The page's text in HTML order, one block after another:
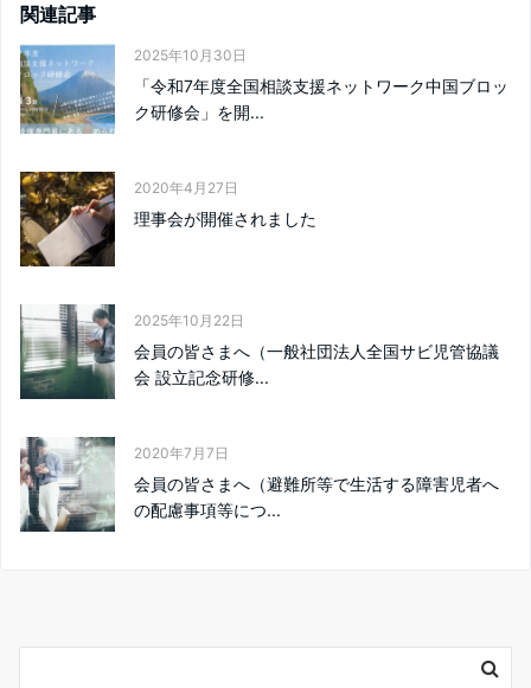
関連記事
2025年10月30日
「令和7年度全国相談支援ネットワーク中国ブロッ
ク研修会」を開...
2020年4月27日
理事会が開催されました
2025年10月22日
会員の皆さまへ（⼀般社団法⼈全国サビ児管協議
会 設⽴記念研修...
2020年7月7日
会員の皆さまへ（避難所等で生活する障害児者へ
の配慮事項等につ...